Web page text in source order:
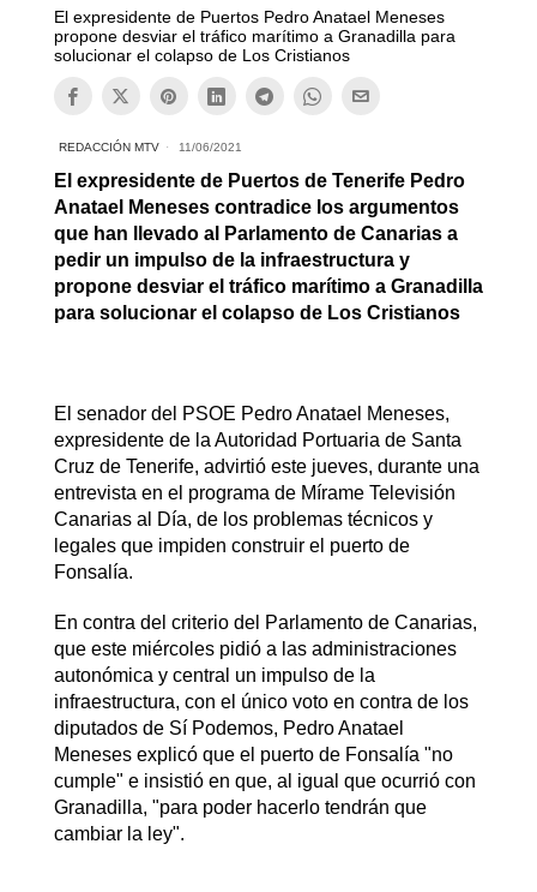
El expresidente de Puertos Pedro Anatael Meneses
propone desviar el tráfico marítimo a Granadilla para
solucionar el colapso de Los Cristianos
REDACCIÓN MTV 11/06/2021
El expresidente de Puertos de Tenerife Pedro
Anatael Meneses contradice los argumentos
que han llevado al Parlamento de Canarias a
pedir un impulso de la infraestructura y
propone desviar el tráfico marítimo a Granadilla
para solucionar el colapso de Los Cristianos
El senador del PSOE Pedro Anatael Meneses,
expresidente de la Autoridad Portuaria de Santa
Cruz de Tenerife, advirtió este jueves, durante una
entrevista en el programa de Mírame Televisión
Canarias al Día, de los problemas técnicos y
legales que impiden construir el puerto de
Fonsalía.
En contra del criterio del Parlamento de Canarias,
que este miércoles pidió a las administraciones
autonómica y central un impulso de la
infraestructura, con el único voto en contra de los
diputados de Sí Podemos, Pedro Anatael
Meneses explicó que el puerto de Fonsalía "no
cumple" e insistió en que, al igual que ocurrió con
Granadilla, "para poder hacerlo tendrán que
cambiar la ley".